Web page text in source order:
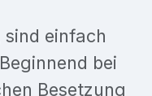
sind einfach
bei
Besetzung